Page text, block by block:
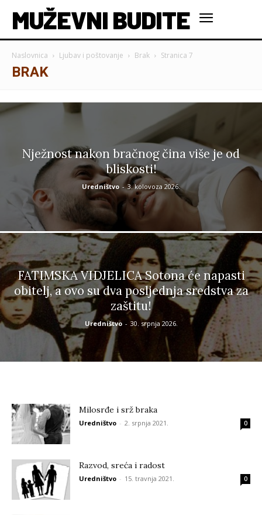
MUŽEVNI BUDITE
Naslovnica Ljubav i poštovanje Brak Stranica 7
BRAK
Nježnost nakon bračnog čina više je od
bliskosti!
Uredništvo - 3. kolovoza 2026.
FATIMSKA VIDJELICA Sotona će napasti
obitelj, a ovo su dva posljednja sredstva za
zaštitu!
Uredništvo - 30. srpnja 2026.
Milosrđe i srž braka
Uredništvo - 2. srpnja 2021. 0
Razvod, sreća i radost
Uredništvo - 15. travnja 2021. 0